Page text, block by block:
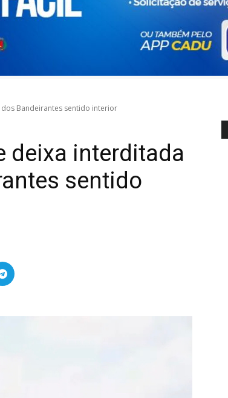
Bandeirantes sentido interior
deixa interditada
sentido